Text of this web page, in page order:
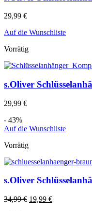
29,99 €
Auf die Wunschliste
Vorrätig
s.Oliver
29,99 €
- 43%
Auf die Wunschliste
Vorrätig
s.Oliver
34,99€ 19,99 €